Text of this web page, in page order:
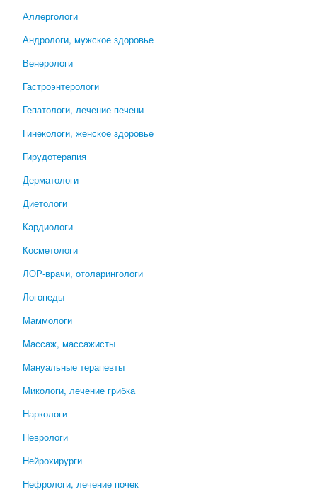
Аллергологи
Андрологи, мужское здоровье
Венерологи
Гастроэнтерологи
Гепатологи, лечение печени
Гинекологи, женское здоровье
Гирудотерапия
Дерматологи
Диетологи
Кардиологи
Косметологи
ЛОР-врачи, отоларингологи
Логопеды
Маммологи
Массаж, массажисты
Мануальные терапевты
Микологи, лечение грибка
Наркологи
Неврологи
Нейрохирурги
Нефрологи, лечение почек